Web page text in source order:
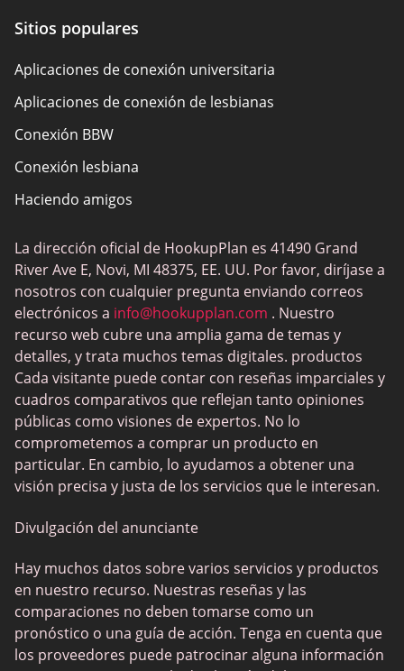
Descripción general de la política
Sitios populares
Aplicaciones de conexión universitaria
Aplicaciones de conexión de lesbianas
Conexión BBW
Conexión lesbiana
Haciendo amigos
La dirección oficial de HookupPlan es 41490 Grand
River Ave E, Novi, MI 48375, EE. UU. Por favor, diríjase a
nosotros con cualquier pregunta enviando correos
electrónicos a info@hookupplan.com . Nuestro
recurso web cubre una amplia gama de temas y
detalles, y trata muchos temas digitales. productos
Cada visitante puede contar con reseñas imparciales y
cuadros comparativos que reflejan tanto opiniones
públicas como visiones de expertos. No lo
comprometemos a comprar un producto en
particular. En cambio, lo ayudamos a obtener una
visión precisa y justa de los servicios que le interesan.
Divulgación del anunciante
Hay muchos datos sobre varios servicios y productos
en nuestro recurso. Nuestras reseñas y las
comparaciones no deben tomarse como un
pronóstico o una guía de acción. Tenga en cuenta que
los proveedores puede patrocinar alguna información